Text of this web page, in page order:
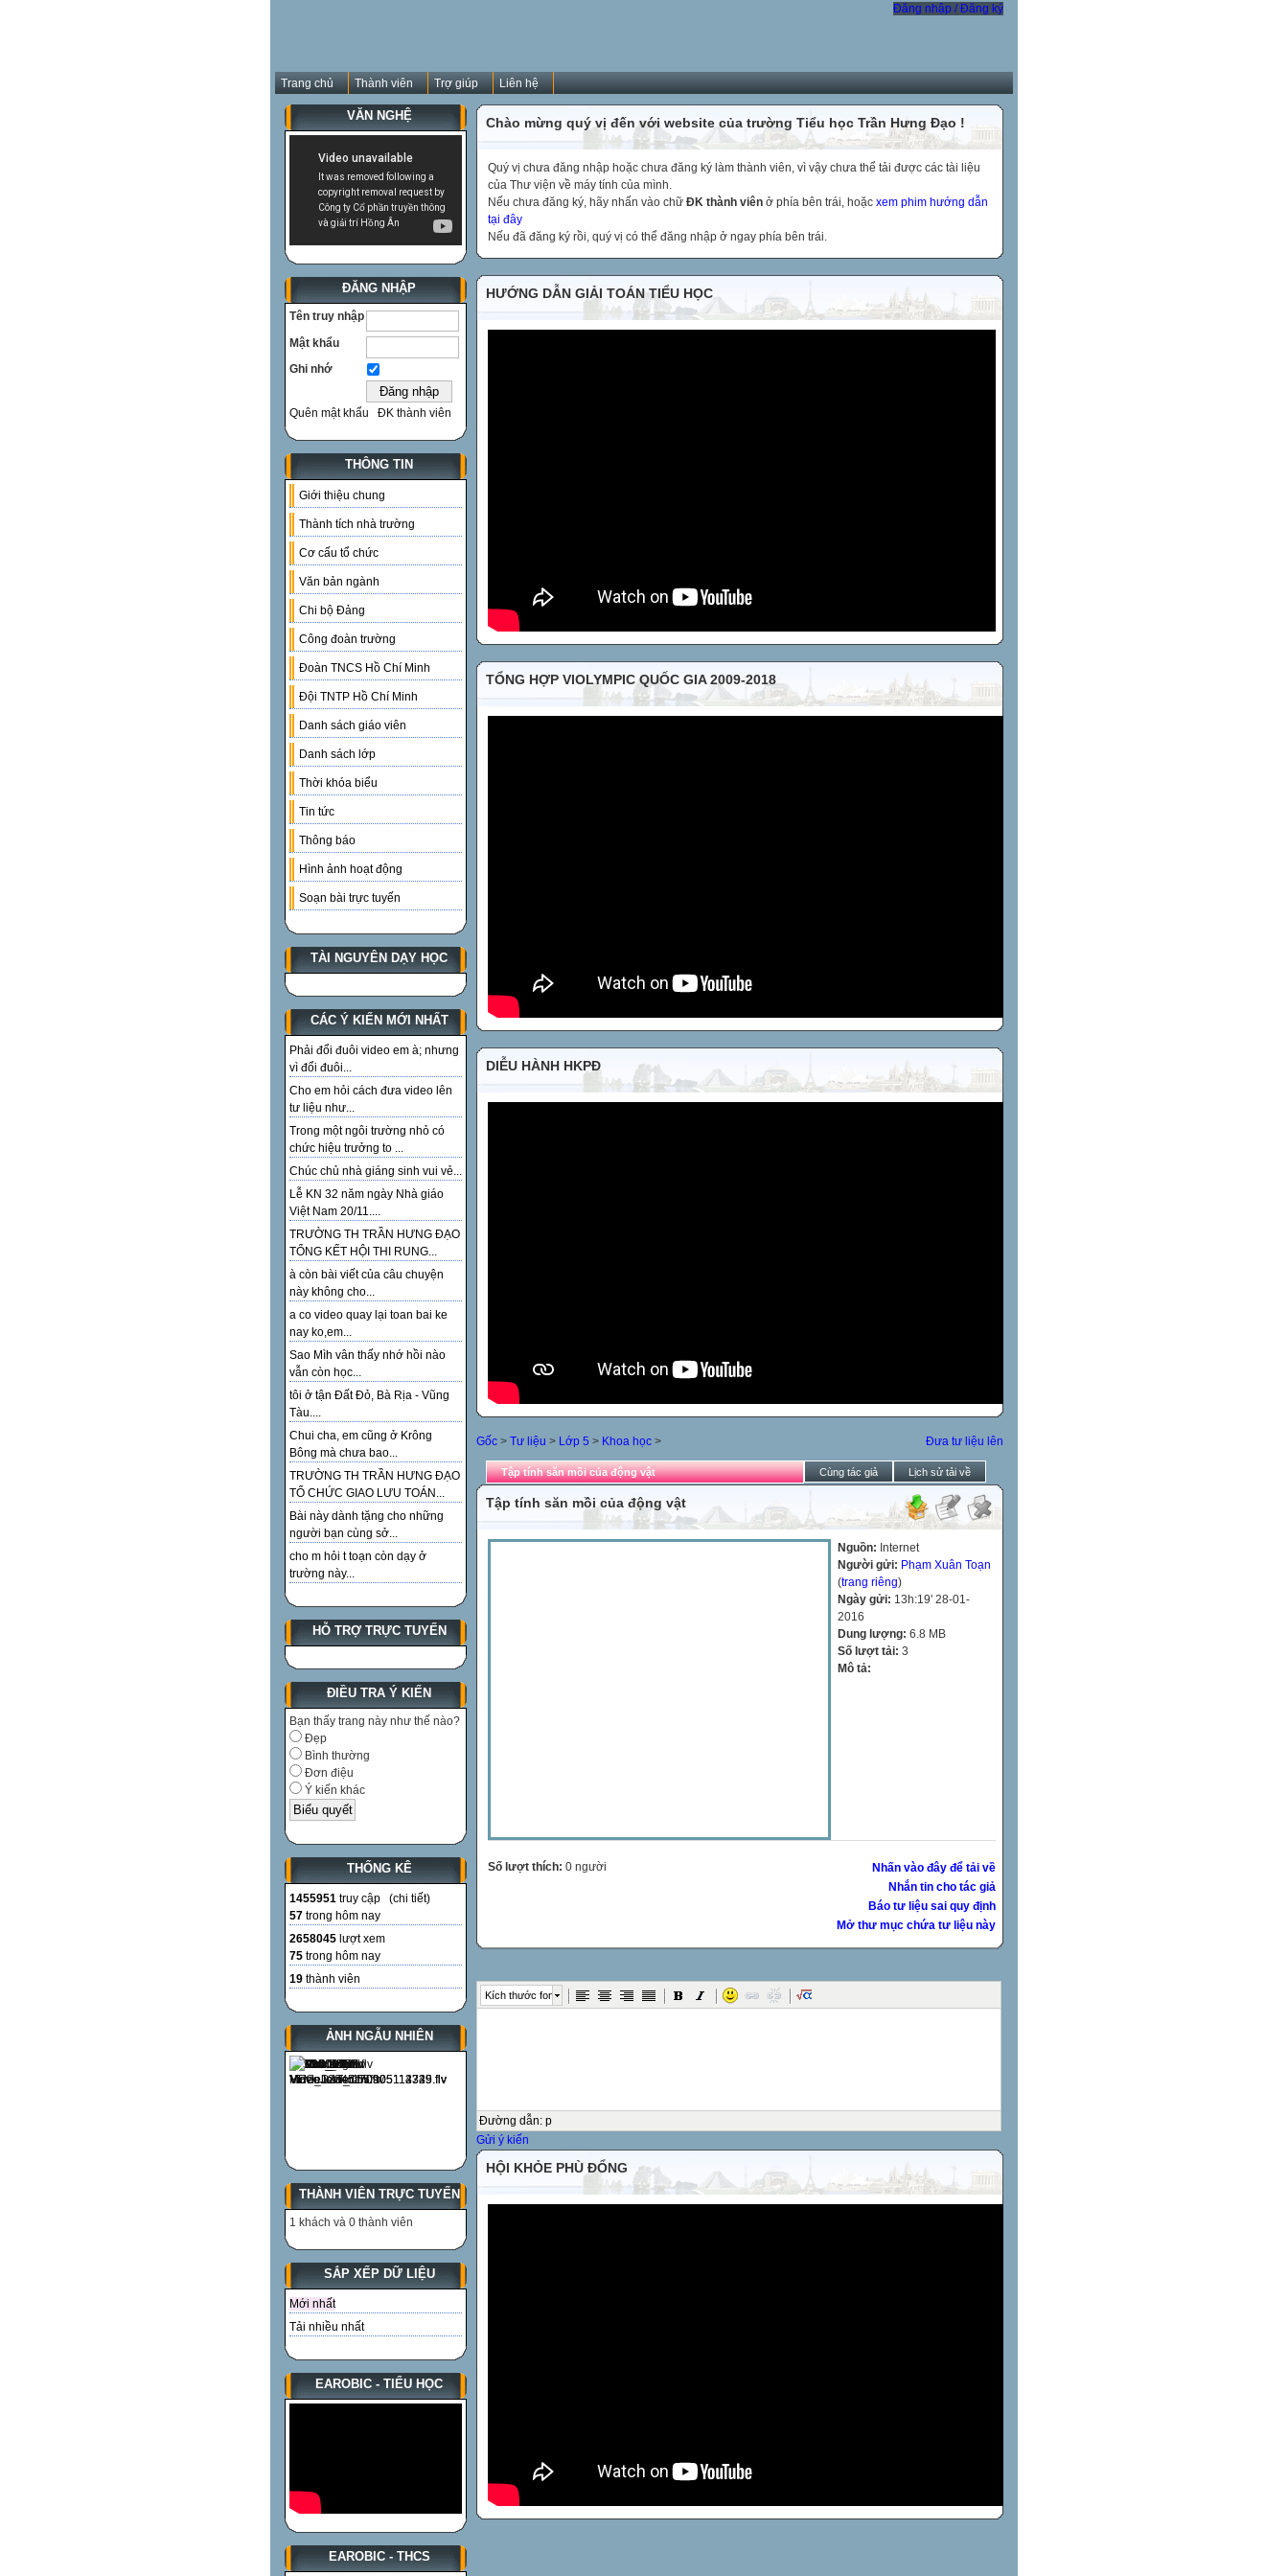
Đăng nhập / Đăng ký
Trang chủ Thành viên Trợ giúp Liên hệ
VĂN NGHỆ
ĐĂNG NHẬP
Tên truy nhập
Mật khẩu
Ghi nhớ
Quên mật khẩu ĐK thành viên
THÔNG TIN
Giới thiệu chung
Thành tích nhà trường
Cơ cấu tổ chức
Văn bản ngành
Chi bộ Đảng
Công đoàn trường
Đoàn TNCS Hồ Chí Minh
Đội TNTP Hồ Chí Minh
Danh sách giáo viên
Danh sách lớp
Thời khóa biểu
Tin tức
Thông báo
Hình ảnh hoạt động
Soạn bài trực tuyến
TÀI NGUYÊN DẠY HỌC
CÁC Ý KIẾN MỚI NHẤT
Phải đổi đuôi video em à; nhưng
vì đổi đuôi...
Cho em hỏi cách đưa video lên
tư liệu như...
Trong một ngôi trường nhỏ có
chức hiệu trưởng to ...
Chúc chủ nhà giáng sinh vui vẻ...
Lễ KN 32 năm ngày Nhà giáo
Việt Nam 20/11....
TRƯỜNG TH TRẦN HƯNG ĐẠO
TỔNG KẾT HỘI THI RUNG...
à còn bài viết của câu chuyện
này không cho...
a co video quay lại toan bai ke
nay ko,em...
Sao Mìh vân thấy nhớ hồi nào
vẫn còn học...
tôi ở tận Đất Đỏ, Bà Rịa - Vũng
Tàu....
Chui cha, em cũng ở Krông
Bông mà chưa bao...
TRƯỜNG TH TRẦN HƯNG ĐẠO
TỔ CHỨC GIAO LƯU TOÁN...
Bài này dành tặng cho những
người bạn cùng sở...
cho m hỏi t toạn còn dạy ở
trường này...
HỖ TRỢ TRỰC TUYẾN
ĐIỀU TRA Ý KIẾN
Bạn thấy trang này như thế nào?
Đẹp
Bình thường
Đơn điệu
Ý kiến khác
THỐNG KÊ
1455951 truy cập (chi tiết)
57 trong hôm nay
2658045 lượt xem
75 trong hôm nay
19 thành viên
ẢNH NGẪU NHIÊN
THÀNH VIÊN TRỰC TUYẾN
1 khách và 0 thành viên
SẮP XẾP DỮ LIỆU
Mới nhất
Tải nhiều nhất
EAROBIC - TIỂU HỌC
EAROBIC - THCS
Chào mừng quý vị đến với website của trường Tiểu học Trần Hưng Đạo !
Quý vị chưa đăng nhập hoặc chưa đăng ký làm thành viên, vì vậy chưa thể tải được các tài liệu
của Thư viện về máy tính của mình.
Nếu chưa đăng ký, hãy nhấn vào chữ ĐK thành viên ở phía bên trái, hoặc xem phim hướng dẫn
tại đây
Nếu đã đăng ký rồi, quý vị có thể đăng nhập ở ngay phía bên trái.
HƯỚNG DẪN GIẢI TOÁN TIỂU HỌC
TỔNG HỢP VIOLYMPIC QUỐC GIA 2009-2018
DIỄU HÀNH HKPĐ
Đưa tư liệu lên
Gốc > Tư liệu > Lớp 5 > Khoa học >
Tập tính săn mồi của động vật Cùng tác giả Lịch sử tải về
Tập tính săn mồi của động vật
Nguồn: Internet
Người gửi: Phạm Xuân Toạn
(trang riêng)
Ngày gửi: 13h:19' 28-01-
2016
Dung lượng: 6.8 MB
Số lượt tải: 3
Mô tả:
Nhấn vào đây để tải về
Nhắn tin cho tác giả
Báo tư liệu sai quy định
Mở thư mục chứa tư liệu này
Số lượt thích: 0 người
Kích thước font
Đường dẫn: p
Gửi ý kiến
HỘI KHỎE PHÙ ĐỔNG